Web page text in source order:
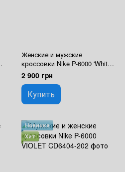
Женские и мужские
кроссовки Nike P-6000 'White
Green'
2 900 грн
Купить
Новинка
Хит